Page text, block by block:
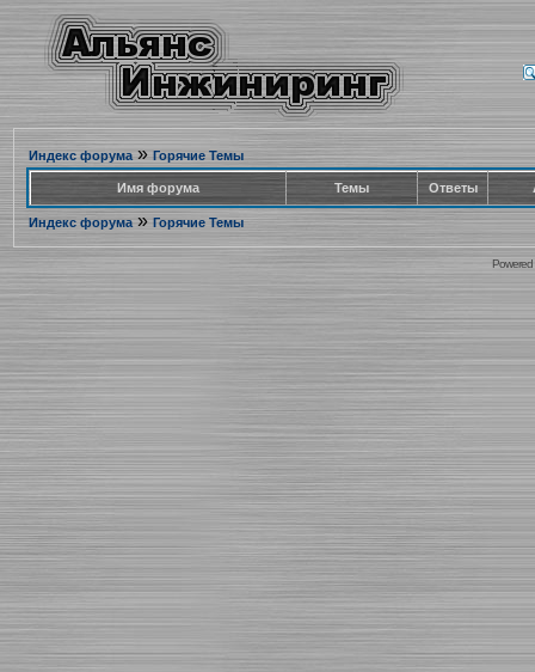
Индекс форума» Горячие Темы
Имя форума Темы Ответы
Индекс форума» Горячие Темы